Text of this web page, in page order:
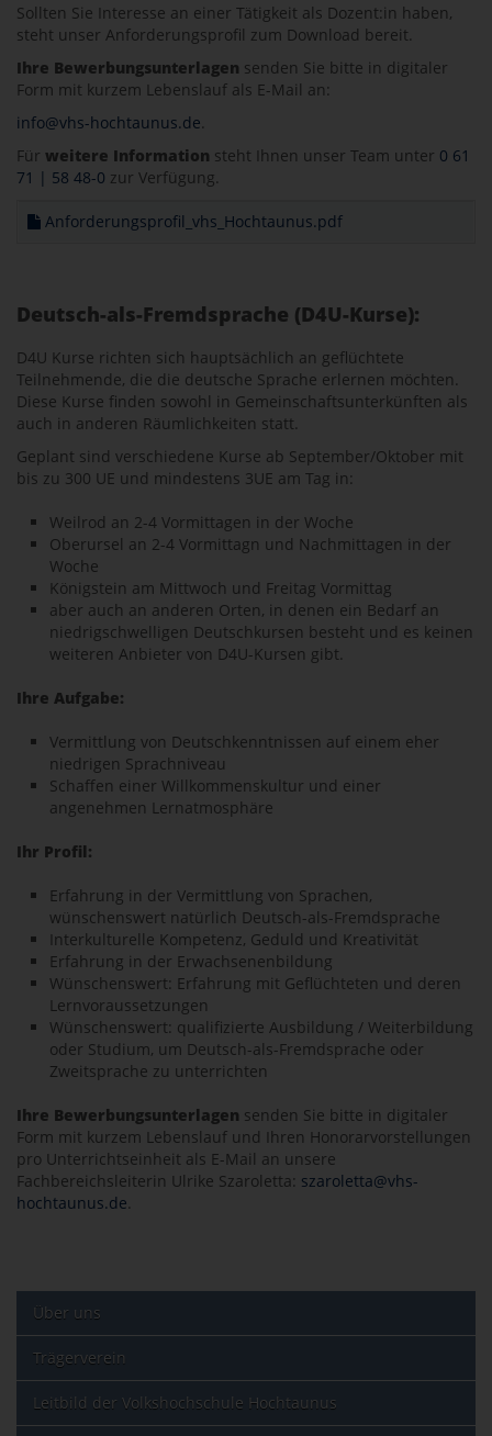
Sollten Sie Interesse an einer Tätigkeit als Dozent:in haben,
steht unser Anforderungsprofil zum Download bereit.
Ihre Bewerbungsunterlagen senden Sie bitte in digitaler
Form mit kurzem Lebenslauf als E-Mail an:
info@vhs-hochtaunus.de.
Für weitere Information steht Ihnen unser Team unter 0 61
71 | 58 48-0 zur Verfügung.
Anforderungsprofil_vhs_Hochtaunus.pdf
Deutsch-als-Fremdsprache (D4U-Kurse):
D4U Kurse richten sich hauptsächlich an geflüchtete
Teilnehmende, die die deutsche Sprache erlernen möchten.
Diese Kurse finden sowohl in Gemeinschaftsunterkünften als
auch in anderen Räumlichkeiten statt.
Geplant sind verschiedene Kurse ab September/Oktober mit
bis zu 300 UE und mindestens 3UE am Tag in:
Weilrod an 2-4 Vormittagen in der Woche
Oberursel an 2-4 Vormittagn und Nachmittagen in der
Woche
Königstein am Mittwoch und Freitag Vormittag
aber auch an anderen Orten, in denen ein Bedarf an
niedrigschwelligen Deutschkursen besteht und es keinen
weiteren Anbieter von D4U-Kursen gibt.
Ihre Aufgabe:
Vermittlung von Deutschkenntnissen auf einem eher
niedrigen Sprachniveau
Schaffen einer Willkommenskultur und einer
angenehmen Lernatmosphäre
Ihr Profil:
Erfahrung in der Vermittlung von Sprachen,
wünschenswert natürlich Deutsch-als-Fremdsprache
Interkulturelle Kompetenz, Geduld und Kreativität
Erfahrung in der Erwachsenenbildung
Wünschenswert: Erfahrung mit Geflüchteten und deren
Lernvoraussetzungen
Wünschenswert: qualifizierte Ausbildung / Weiterbildung
oder Studium, um Deutsch-als-Fremdsprache oder
Zweitsprache zu unterrichten
Ihre Bewerbungsunterlagen senden Sie bitte in digitaler
Form mit kurzem Lebenslauf und Ihren Honorarvorstellungen
pro Unterrichtseinheit als E-Mail an unsere
Fachbereichsleiterin Ulrike Szaroletta: szaroletta@vhs-
hochtaunus.de.
Über uns
Trägerverein
Leitbild der Volkshochschule Hochtaunus